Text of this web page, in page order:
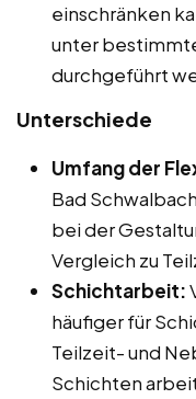
einschränken
unter
durchgeführt
Unterschiede
Umfang der
Bad
bei der
Vergleich zu
Schichtarbeit:
häufiger für
Teilzeit- und
Schichten